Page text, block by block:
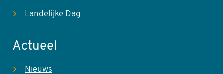
Landelijke Dag
Actueel
Nieuws